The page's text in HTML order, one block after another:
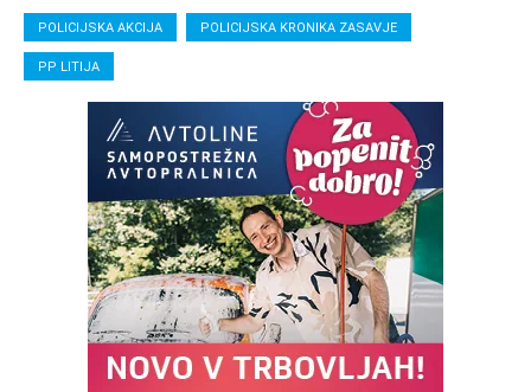
POLICIJSKA AKCIJA POLICIJSKA KRONIKA ZASAVJE
PP LITIJA